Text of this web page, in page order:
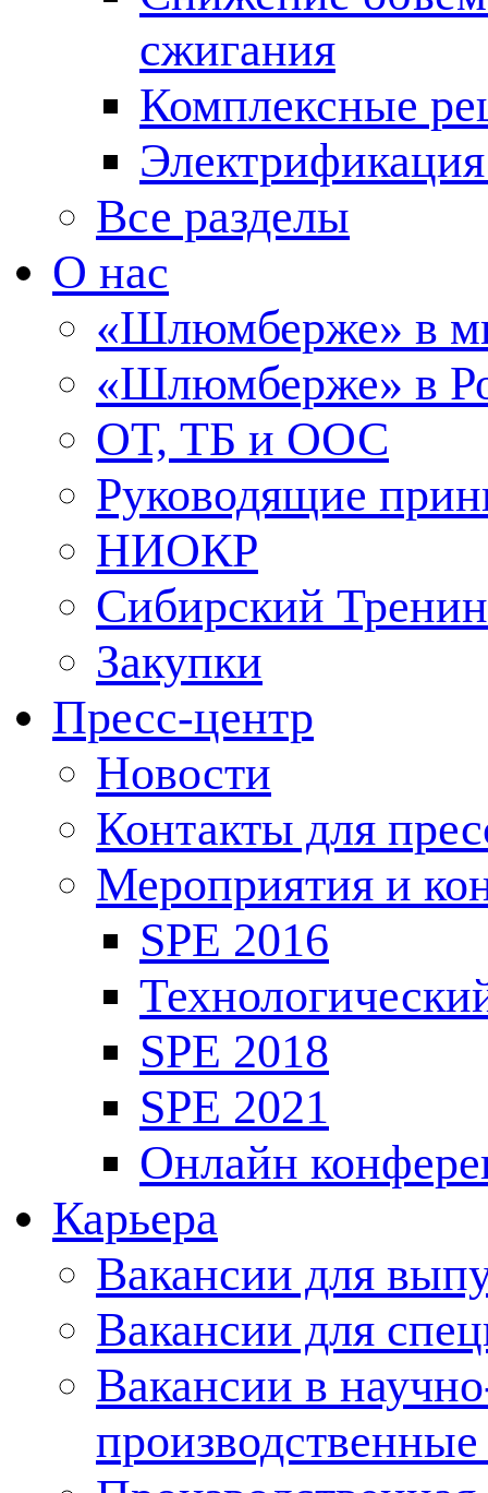
сжигания
Комплексные
Все разделы
О нас
«Шлюмберже» в
«Шлюмберже» в
ОТ, ТБ и ООС
Руководящие
НИОКР
Сибирский
Закупки
Пресс-центр
Новости
Контакты для
Мероприятия и
SPE 2016
SPE 2018
SPE 2021
Онлайн
Карьера
Вакансии для
Вакансии для
Вакансии в